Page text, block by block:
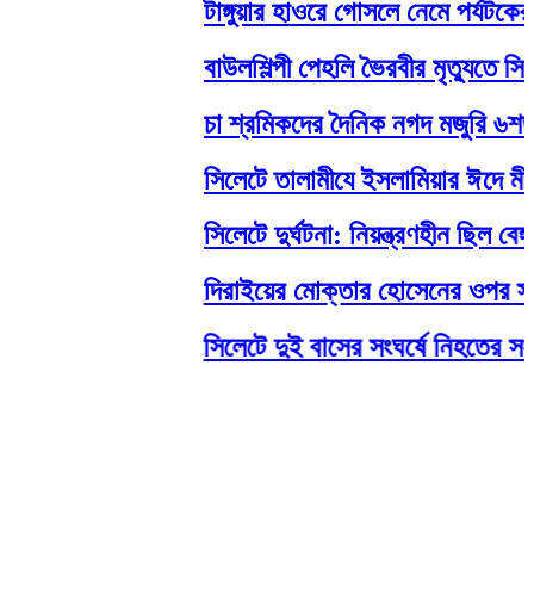
টাঙ্গুয়ার হাওরে গোসলে নেমে পর্যটকের
বাউলশিল্পী পেহলি ভৈরবীর মৃত্যুতে
চা শ্রমিকদের দৈনিক নগদ মজুরি
সিলেটে তালামীযে ইসলামিয়ার ঈদে
সিলেটে দুর্ঘটনা: নিয়ন্ত্রণহীন ছিল
দিরাইয়ের মোক্তার হোসেনের ওপর
সিলেটে দুই বাসের সংঘর্ষে নিহতের